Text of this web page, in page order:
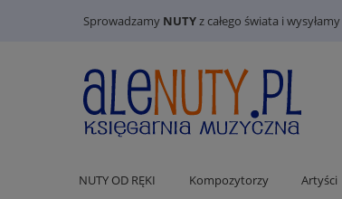
Sprowadzamy NUTYz całego świata i wysyłamy
NUTY OD RĘKI Kompozytorzy Artyści